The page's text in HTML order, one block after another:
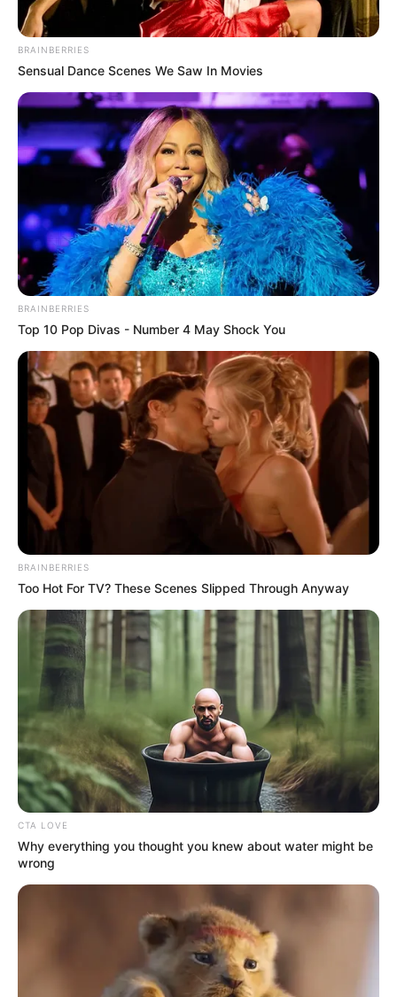
BRAINBERRIES
Sensual Dance Scenes We Saw In Movies
BRAINBERRIES
Top 10 Pop Divas - Number 4 May Shock You
BRAINBERRIES
Too Hot For TV? These Scenes Slipped Through Anyway
CTA LOVE
Why everything you thought you knew about water might be
wrong